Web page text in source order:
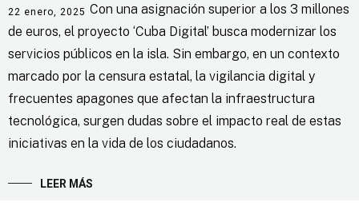
22 enero, 2025 Con una asignación superior a los 3 millones
de euros, el proyecto ‘Cuba Digital’ busca modernizar los
servicios públicos en la isla. Sin embargo, en un contexto
marcado por la censura estatal, la vigilancia digital y
frecuentes apagones que afectan la infraestructura
tecnológica, surgen dudas sobre el impacto real de estas
iniciativas en la vida de los ciudadanos.
LEER MÁS